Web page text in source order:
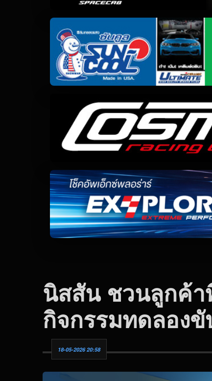
นิสสัน ชวนลูกค้า
กิจกรรมทดลอง
18-05-2026 20:58